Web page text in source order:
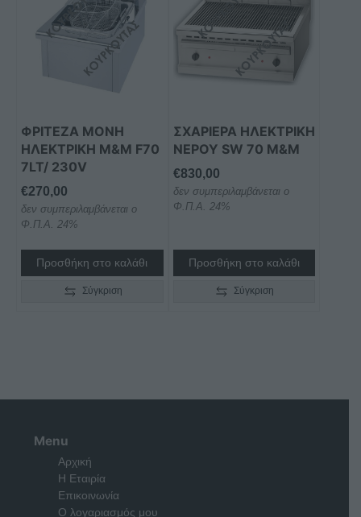
ΦΡΙΤΕΖΑ ΜΟΝΗ
ΗΛΕΚΤΡΙΚΗ M&M F70
7LT/ 230V
€270,00
δεν συμπεριλαμβάνεται ο
Φ.Π.Α. 24%
Προσθήκη στο καλάθι
Σύγκριση
ΣΧΑΡΙΕΡΑ ΗΛΕΚΤΡΙΚΗ
ΝΕΡΟΥ SW 70 M&M
€830,00
δεν συμπεριλαμβάνεται ο
Φ.Π.Α. 24%
Προσθήκη στο καλάθι
Σύγκριση
Menu
Αρχική
Η Εταιρία
Επικοινωνία
Ο λογαριασμός μου